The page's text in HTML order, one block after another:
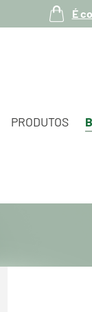
É
PRODUTOS